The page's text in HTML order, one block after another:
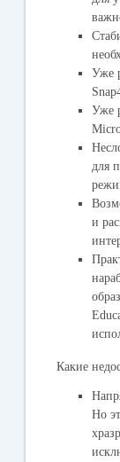
Уже
Уже
для
и
Какие
Но